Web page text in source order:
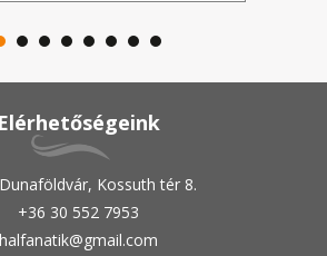
Elérhetőségeink
Kossuth tér 8.
+36 30 552 7953
halfanatik@gmail.com